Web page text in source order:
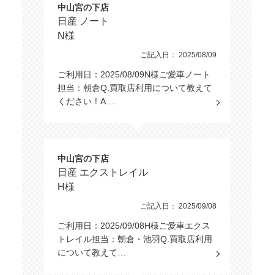
中山宮の下店
日産 ノート
N様
ご記入日： 2025/08/09
ご利用日：2025/08/09N様ご愛車ノート
担当：朝倉Q.買取店利用について教えて
ください！A.…
中山宮の下店
日産 エクストレイル
H様
ご記入日： 2025/09/08
ご利用日：2025/09/08H様ご愛車エクス
トレイル担当：朝倉・池羽Q.買取店利用
について教えて…